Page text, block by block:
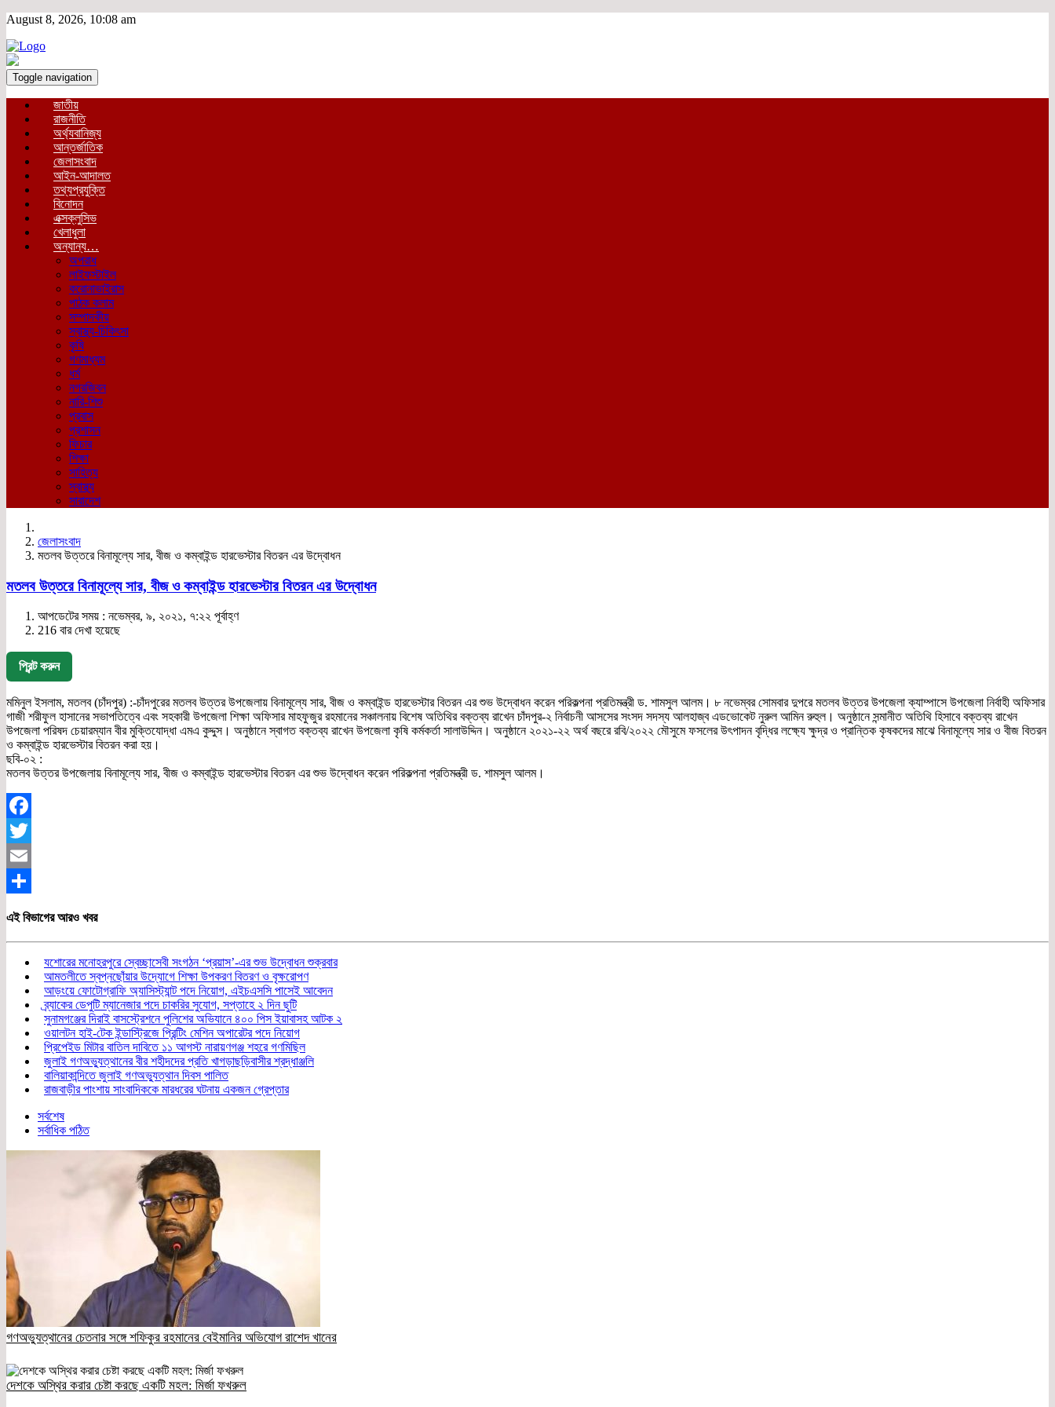
August 8, 2026, 10:08 am
Toggle navigation
জাতীয়
রাজনীতি
অর্থ্যবানিজ্য
আন্তর্জাতিক
জেলাসংবাদ
আইন-আদালত
তথ্যপ্রযুক্তি
বিনোদন
এক্সক্লুসিভ
খেলাধুলা
অন্যান্য…
অপরাধ
লাইফস্টাইল
করোনাভাইরাস
পাঠক কলাম
সম্পাদকীয়
স্বাস্থ্য-চিকিৎসা
কৃষি
গণমাধ্যম
ধর্ম
নগরজিবন
নারি-শিশু
প্রবাস
প্রশাসন
ফিচার
শিক্ষা
সাহিত্য
স্বাস্থ্য
সারাদেশ
জেলাসংবাদ
মতলব উত্তরে বিনামূল্যে সার, বীজ ও কম্বাইন্ড হারভেস্টার বিতরন এর উদ্বোধন
মতলব উত্তরে বিনামূল্যে সার, বীজ ও কম্বাইন্ড হারভেস্টার বিতরন এর উদ্বোধন
আপডেটের সময় : নভেম্বর, ৯, ২০২১, ৭:২২ পূর্বাহ্ণ
216 বার দেখা হয়েছে
প্রিন্ট করুন
মমিনুল ইসলাম, মতলব (চাঁদপুর) :-চাঁদপুরের মতলব উত্তর উপজেলায় বিনামূল্যে সার, বীজ ও কম্বাইন্ড হারভেস্টার বিতরন এর শুভ উদ্বোধন করেন পরিকল্পনা প্রতিমন্ত্রী ড. শামসুল আলম। ৮ নভেম্বর সোমবার দুপরে মতলব উত্তর উপজেলা ক্যাম্পাসে উপজেলা নির্বাহী অফিসার
গাজী শরীফুল হাসানের সভাপতিত্বে এবং সহকারী উপজেলা শিক্ষা অফিসার মাহফুজুর রহমানের সঞ্চালনায় বিশেষ অতিথির বক্তব্য রাখেন চাঁদপুর-২ নির্বাচনী আসসের সংসদ সদস্য আলহাজ্ব এডভোকেট নুরুল আমিন রুহুল। অনুষ্ঠানে সন্মানীত অতিথি হিসাবে বক্তব্য রাখেন
উপজেলা পরিষদ চেয়ারম্যান বীর মুক্তিযোদ্ধা এমএ কুদ্দুস। অনুষ্ঠানে স্বাগত বক্তব্য রাখেন উপজেলা কৃষি কর্মকর্তা সালাউদ্দিন। অনুষ্ঠানে ২০২১-২২ অর্থ বছরে রবি/২০২২ মৌসুমে ফসলের উৎপাদন বৃদ্ধির লক্ষ্যে ক্ষুদ্র ও প্রান্তিক কৃষকদের মাঝে বিনামূল্যে সার ও বীজ বিতরন
ও কম্বাইন্ড হারভেস্টার বিতরন করা হয়।
ছবি-০২ :
মতলব উত্তর উপজেলায় বিনামূল্যে সার, বীজ ও কম্বাইন্ড হারভেস্টার বিতরন এর শুভ উদ্বোধন করেন পরিকল্পনা প্রতিমন্ত্রী ড. শামসুল আলম।
Facebook
Twitter
Email
এই বিভাগের আরও খবর
যশোরের মনোহরপুরে স্বেচ্ছাসেবী সংগঠন ‘প্রয়াস’-এর শুভ উদ্বোধন শুক্রবার
আমতলীতে স্বপ্নছোঁয়ার উদ্যোগে শিক্ষা উপকরণ বিতরণ ও বৃক্ষরোপণ
আড়ংয়ে ফোটোগ্রাফি অ্যাসিস্ট্যান্ট পদে নিয়োগ, এইচএসসি পাসেই আবেদন
ব্র্যাকের ডেপুটি ম্যানেজার পদে চাকরির সুযোগ, সপ্তাহে ২ দিন ছুটি
সুনামগঞ্জের দিরাই বাসস্ট্রেশনে পুলিশের অভিযানে ৪০০ পিস ইয়াবাসহ আটক ২
ওয়ালটন হাই-টেক ইন্ডাস্ট্রিজে প্রিন্টিং মেশিন অপারেটর পদে নিয়োগ
প্রিপেইড মিটার বাতিল দাবিতে ১১ আগস্ট নারায়ণগঞ্জ শহরে গণমিছিল
জুলাই গণঅভ্যুত্থানের বীর শহীদদের প্রতি খাগড়াছড়িবাসীর শ্রদ্ধাঞ্জলি
বালিয়াকান্দিতে জুলাই গণঅভ্যুত্থান দিবস পালিত
রাজবাড়ীর পাংশায় সাংবাদিককে মারধরের ঘটনায় একজন গ্রেপ্তার
সর্বশেষ
সর্বাধিক পঠিত
গণঅভ্যুত্থানের চেতনার সঙ্গে শফিকুর রহমানের বেইমানির অভিযোগ রাশেদ খানের
দেশকে অস্থির করার চেষ্টা করছে একটি মহল: মির্জা ফখরুল